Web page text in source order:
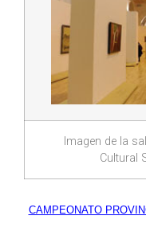
Imagen de la
Cultural
CAMPEONATO